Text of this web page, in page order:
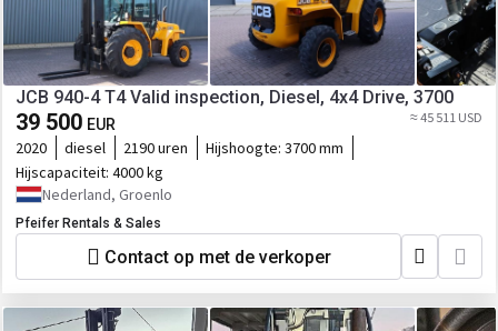
JCB 940-4 T4 Valid inspection, Diesel, 4x4 Drive, 3700
39 500 EUR ≈ 45 511 USD
2020 diesel 2190 uren Hijshoogte: 3700 mm
Hijscapaciteit: 4000 kg
Nederland, Groenlo
Pfeifer Rentals & Sales
Contact op met de verkoper